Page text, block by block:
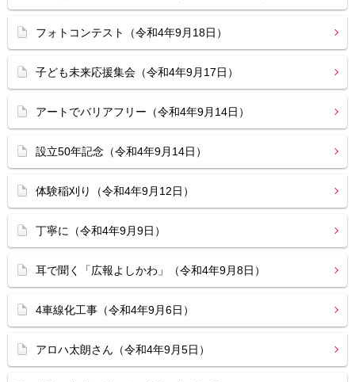
フォトコンテスト（令和4年9月18日）
子ども未来応援集会（令和4年9月17日）
アートでバリアフリー（令和4年9月14日）
設立50年記念（令和4年9月14日）
体験稲刈り（令和4年9月12日）
丁寧に（令和4年9月9日）
耳で聞く「広報よしかわ」（令和4年9月8日）
4車線化工事（令和4年9月6日）
アロハ太朗さん（令和4年9月5日）